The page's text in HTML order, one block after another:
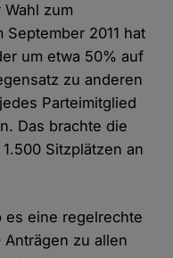
zum
2011 hat
um etwa 50% auf
zu anderen
Parteimitglied
Das brachte die
Sitzplätzen an
es eine regelrechte
zu allen